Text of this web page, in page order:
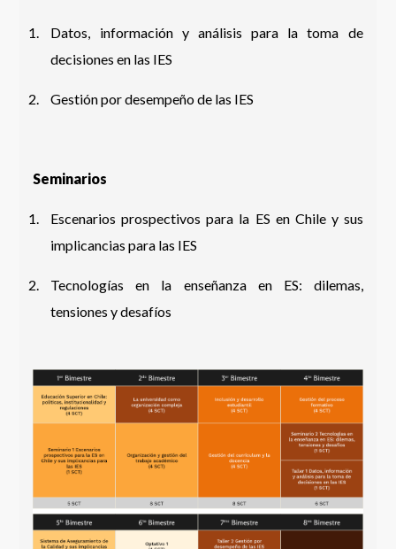
Datos, información y análisis para la toma de
decisiones en las IES
Gestión por desempeño de las IES
Seminarios
Escenarios prospectivos para la ES en Chile y sus
implicancias para las IES
Tecnologías en la enseñanza en ES: dilemas,
tensiones y desafíos